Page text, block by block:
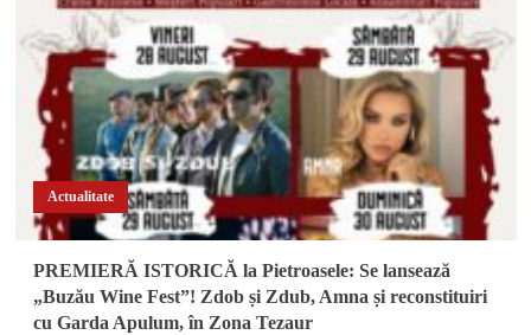
în
arest.
Doi
minori
și
un
adult
au
furat
o
mașină
au
abandonat-
o
Actualitate
PREMIERĂ ISTORICĂ la Pietroasele: Se lansează
„Buzău Wine Fest”! Zdob și Zdub, Amna și reconstituiri
cu Garda Apulum, în Zona Tezaur